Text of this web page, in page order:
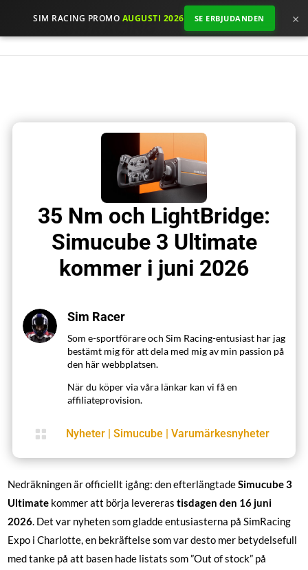
SIM RACING PROMO AUGUSTI 2026 SE ERBJUDANDEN ×
35 Nm och LightBridge:
Simucube 3 Ultimate
kommer i juni 2026
Sim Racer
Som e-sportförare och Sim Racing-entusiast har jag
bestämt mig för att dela med mig av min passion på
den här webbplatsen.
När du köper via våra länkar kan vi få en
affiliateprovision.
 Nyheter Simucube Varumärkesnyheter
Nedräkningen är officiellt igång: den efterlängtadeSimucube 3
Ultimate kommer att börja levererastisdagen den 16 juni
2026. Det var nyheten som gladde entusiasterna på SimRacing
Expo i Charlotte, en bekräftelse som var desto mer betydelsefull
med tanke på att basen hade listats som ”Out of stock” på